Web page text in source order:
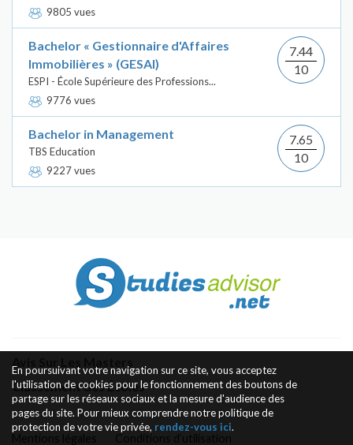
9805 vues
Bachelor « Gestionnaire d'Affaires
Immobilières » (GESAI)
ESPI - École Supérieure des Professions...
9776 vues
7.44
10
Bachelor in Management
TBS Education
9227 vues
7.65
10
Classement des Écoles
En poursuivant votre navigation sur ce site, vous acceptez
l'utilisation de cookies pour le fonctionnement des boutons de
partage sur les réseaux sociaux et la mesure d'audience des
pages du site. Pour mieux comprendre notre politique de
protection de votre vie privée, rendez-vous ici.